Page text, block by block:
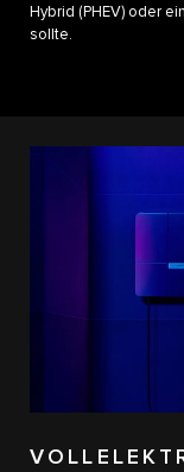
Hybrid (PHEV) oder
sollte.